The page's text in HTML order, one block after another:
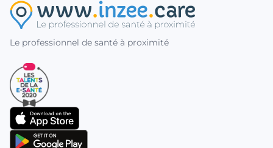
Le professionnel de santé à proximité